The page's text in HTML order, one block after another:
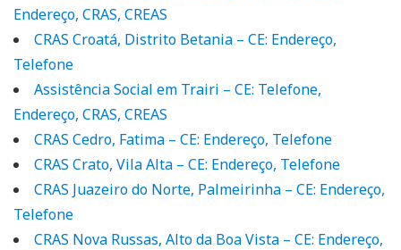
Endereço, CRAS, CREAS
CRAS Croatá, Distrito Betania – CE: Endereço,
Telefone
Assistência Social em Trairi – CE: Telefone,
Endereço, CRAS, CREAS
CRAS Cedro, Fatima – CE: Endereço, Telefone
CRAS Crato, Vila Alta – CE: Endereço, Telefone
CRAS Juazeiro do Norte, Palmeirinha – CE: Endereço,
Telefone
CRAS Nova Russas, Alto da Boa Vista – CE: Endereço,